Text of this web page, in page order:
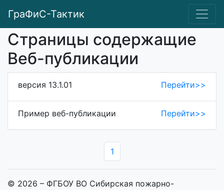
ГраФиС-Тактик
Страницы содержащие
Веб-публикации
версия 13.1.01 Перейти>>
Пример веб-публикации Перейти>>
1
© 2026 – ФГБОУ ВО Сибирская пожарно-